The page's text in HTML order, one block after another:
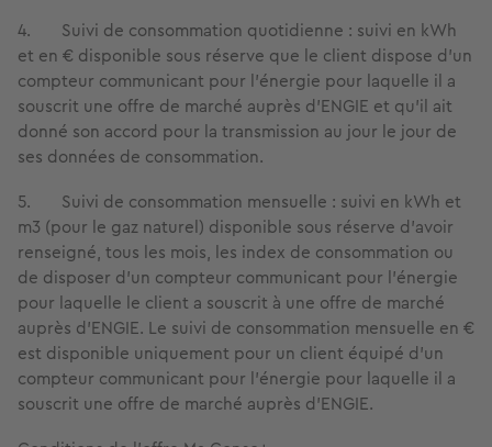
4. Suivi de consommation quotidienne : suivi en kWh
et en € disponible sous réserve que le client dispose d’un
compteur communicant pour l’énergie pour laquelle il a
souscrit une offre de marché auprès d’ENGIE et qu’il ait
donné son accord pour la transmission au jour le jour de
ses données de consommation.
5. Suivi de consommation mensuelle : suivi en kWh et
m3 (pour le gaz naturel) disponible sous réserve d’avoir
renseigné, tous les mois, les index de consommation ou
de disposer d’un compteur communicant pour l’énergie
pour laquelle le client a souscrit à une offre de marché
auprès d’ENGIE. Le suivi de consommation mensuelle en €
est disponible uniquement pour un client équipé d’un
compteur communicant pour l’énergie pour laquelle il a
souscrit une offre de marché auprès d’ENGIE.